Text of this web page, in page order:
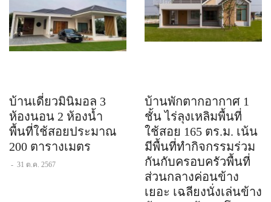
บ้านเดี่ยวมินิมอล 3
ห้องนอน 2 ห้องน้ำ
พื้นที่ใช้สอยประมาณ
200 ตารางเมตร
- 31 ต.ค. 2567
บ้านพักตากอากาศ 1
ชั้น ไร่ลุงเหลิมพื้นที่
ใช้สอย 165 ตร.ม. เน้น
มีพื้นที่ทำกิจกรรมร่วม
กันกับครอบครัวพื้นที่
ส่วนกลางค่อนข้าง
เยอะ เฉลียงนั่งเล่นข้าง